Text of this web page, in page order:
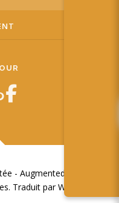
- Augmented Reality
Traduit par Wp Trads.